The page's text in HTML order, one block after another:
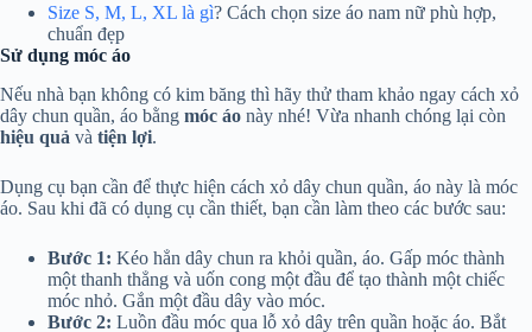
Size S, M, L, XL là gì? Cách chọn size áo nam nữ phù hợp,
chuẩn đẹp
Sử dụng móc áo
Nếu nhà bạn không có kim băng thì hãy thử tham khảo ngay cách xỏ
dây chun quần, áo bằng móc áo này nhé! Vừa nhanh chóng lại còn
hiệu quả và tiện lợi.
Dụng cụ bạn cần để thực hiện cách xỏ dây chun quần, áo này là móc
áo. Sau khi đã có dụng cụ cần thiết, bạn cần làm theo các bước sau:
Bước 1: Kéo hẳn dây chun ra khỏi quần, áo. Gấp móc thành
một thanh thẳng và uốn cong một đầu để tạo thành một chiếc
móc nhỏ. Gắn một đầu dây vào móc.
Bước 2: Luồn đầu móc qua lỗ xỏ dây trên quần hoặc áo. Bắt